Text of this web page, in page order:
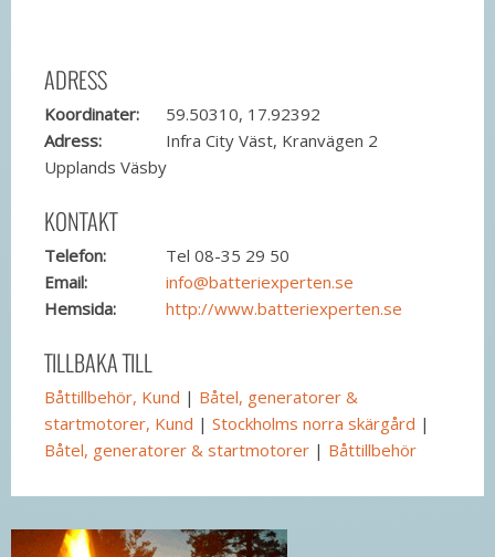
ADRESS
Koordinater:
59.50310, 17.92392
Adress:
Infra City Väst, Kranvägen 2
Upplands Väsby
KONTAKT
Telefon:
Tel 08-35 29 50
Email:
info@batteriexperten.se
Hemsida:
http://www.batteriexperten.se
TILLBAKA TILL
Båttillbehör, Kund | Båtel, generatorer &
startmotorer, Kund | Stockholms norra skärgård |
Båtel, generatorer & startmotorer | Båttillbehör